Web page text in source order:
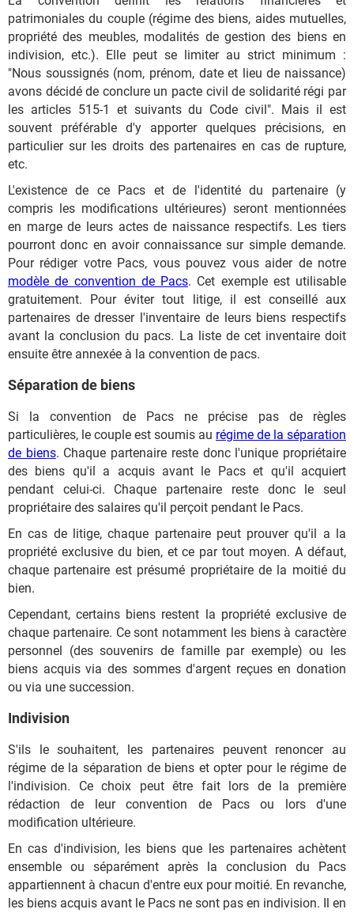
patrimoniales du couple (régime des biens, aides mutuelles,
propriété des meubles, modalités de gestion des biens en
indivision, etc.). Elle peut se limiter au strict minimum :
"Nous soussignés (nom, prénom, date et lieu de naissance)
avons décidé de conclure un pacte civil de solidarité régi par
les articles 515-1 et suivants du Code civil". Mais il est
souvent préférable d'y apporter quelques précisions, en
particulier sur les droits des partenaires en cas de rupture,
etc.
L'existence de ce Pacs et de l'identité du partenaire (y
compris les modifications ultérieures) seront mentionnées
en marge de leurs actes de naissance respectifs. Les tiers
pourront donc en avoir connaissance sur simple demande.
Pour rédiger votre Pacs, vous pouvez vous aider de notre
modèle de convention de Pacs. Cet exemple est utilisable
gratuitement. Pour éviter tout litige, il est conseillé aux
partenaires de dresser l'inventaire de leurs biens respectifs
avant la conclusion du pacs. La liste de cet inventaire doit
ensuite être annexée à la convention de pacs.
Séparation de biens
Si la convention de Pacs ne précise pas de règles
particulières, le couple est soumis au régime de la séparation
de biens. Chaque partenaire reste donc l'unique propriétaire
des biens qu'il a acquis avant le Pacs et qu'il acquiert
pendant celui-ci. Chaque partenaire reste donc le seul
propriétaire des salaires qu'il perçoit pendant le Pacs.
En cas de litige, chaque partenaire peut prouver qu'il a la
propriété exclusive du bien, et ce par tout moyen. A défaut,
chaque partenaire est présumé propriétaire de la moitié du
bien.
Cependant, certains biens restent la propriété exclusive de
chaque partenaire. Ce sont notamment les biens à caractère
personnel (des souvenirs de famille par exemple) ou les
biens acquis via des sommes d'argent reçues en donation
ou via une succession.
Indivision
S'ils le souhaitent, les partenaires peuvent renoncer au
régime de la séparation de biens et opter pour le régime de
l'indivision. Ce choix peut être fait lors de la première
rédaction de leur convention de Pacs ou lors d'une
modification ultérieure.
En cas d'indivision, les biens que les partenaires achètent
ensemble ou séparément après la conclusion du Pacs
appartiennent à chacun d'entre eux pour moitié. En revanche,
les biens acquis avant le Pacs ne sont pas en indivision. Il en